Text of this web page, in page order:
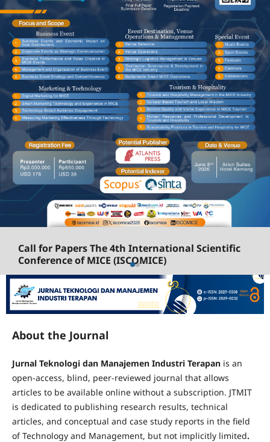
Call for Papers The 4th International Scientific
Conference of MICE (ISCOMICE)
The International Scientific Conference of MICE
(ISCOMICE) is an annual academic conference that
brings together academics, researchers, and
innovations in the Meetings, Incentives, Conventions,
and Exhibitions (MICE) industry. The conference is held
years.
Read More
About the Journal
Jurnal Teknologi dan Manajemen Industri Terapan is an
open-access, blind, peer-reviewed journal that allows
articles to be available online without a subscription. JTMIT
is dedicated to publishing research results, technical
articles, and conceptual and case study reports in the field
of Technology and Management, but not implicitly limited.